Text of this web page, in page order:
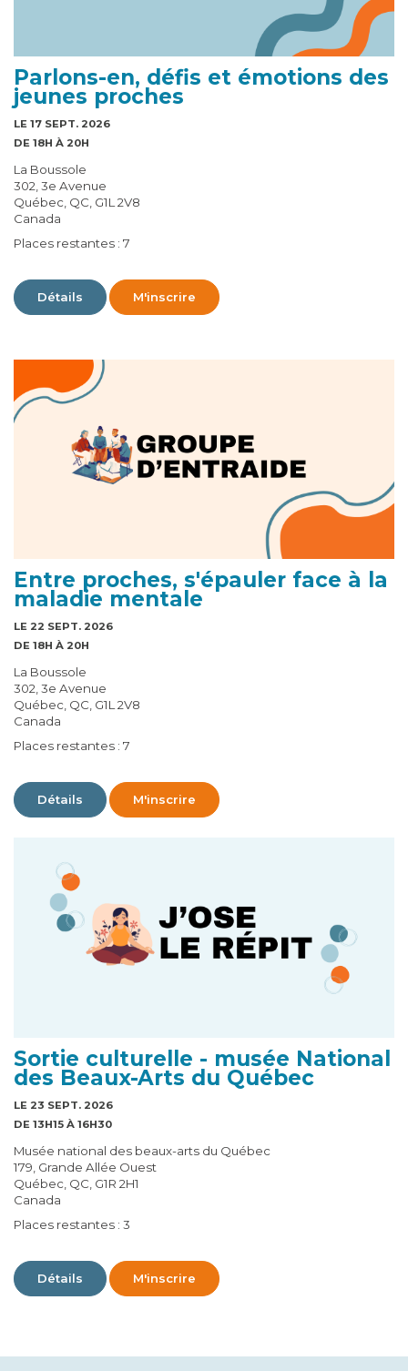
Parlons-en, défis et émotions des
jeunes proches
LE 17 SEPT. 2026
DE 18H À 20H
La Boussole
302, 3e Avenue
Québec, QC, G1L 2V8
Canada
Places restantes : 7
Détails M'inscrire
Entre proches, s'épauler face à la
maladie mentale
LE 22 SEPT. 2026
DE 18H À 20H
La Boussole
302, 3e Avenue
Québec, QC, G1L 2V8
Canada
Places restantes : 7
Détails M'inscrire
Sortie culturelle - musée National
des Beaux-Arts du Québec
LE 23 SEPT. 2026
DE 13H15 À 16H30
Musée national des beaux-arts du Québec
179, Grande Allée Ouest
Québec, QC, G1R 2H1
Canada
Places restantes : 3
Détails M'inscrire